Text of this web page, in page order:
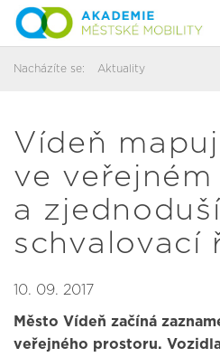
Nacházíte se: Aktuality
Vídeň
ve
a zjednoduší
schvalovací
10. 09. 2017
Město Vídeň začíná
veřejného prostoru.